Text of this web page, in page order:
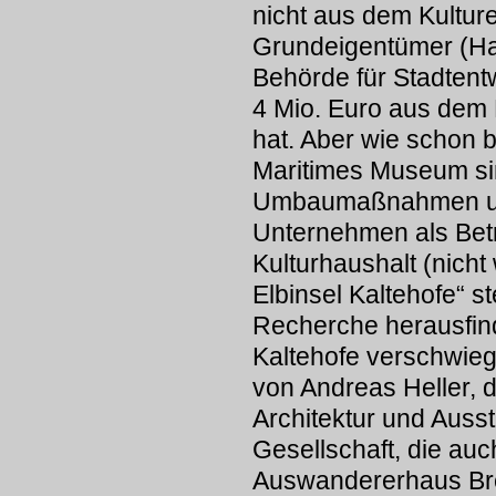
nicht aus dem
Grundeigentümer
Behörde für
4 Mio. Euro aus
hat. Aber wie schon
Maritimes Museum
Umbaumaßnahmen
Unternehmen als
Kulturhaushalt (nicht
Elbinsel Kaltehofe“
Recherche
Kaltehofe
von Andreas Heller,
Architektur und
Gesellschaft, die
Auswandererhaus